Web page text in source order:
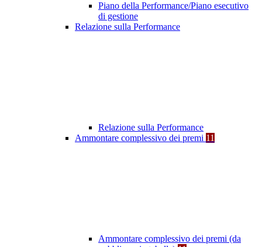
Piano della Performance/Piano esecutivo
di gestione
Relazione sulla Performance
Relazione sulla Performance
Ammontare complessivo dei premi 11
Ammontare complessivo dei premi (da